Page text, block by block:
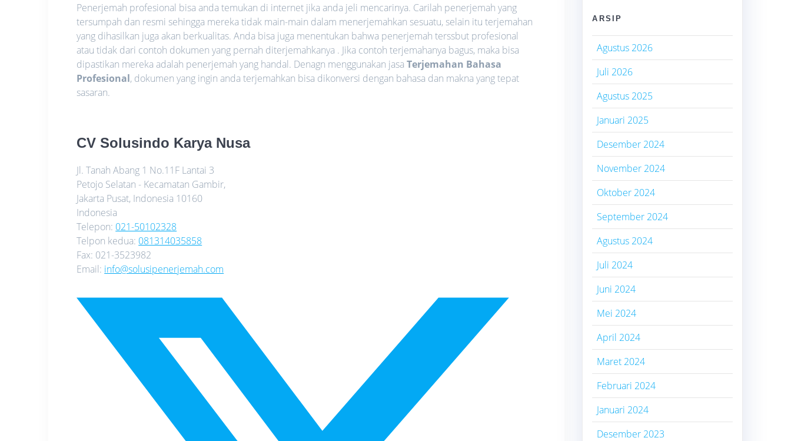
Penerjemah profesional bisa anda temukan di internet jika anda jeli mencarinya. Carilah penerjemah yang
tersumpah dan resmi sehingga mereka tidak main-main dalam menerjemahkan sesuatu, selain itu terjemahan
yang dihasilkan juga akan berkualitas. Anda bisa juga menentukan bahwa penerjemah terssbut profesional
atau tidak dari contoh dokumen yang pernah diterjemahkanya . Jika contoh terjemahanya bagus, maka bisa
dipastikan mereka adalah penerjemah yang handal. Denagn menggunakan jasaTerjemahan Bahasa
Profesional, dokumen yang ingin anda terjemahkan bisa dikonversi dengan bahasa dan makna yang tepat
sasaran.
CV Solusindo Karya Nusa
Jl. Tanah Abang 1 No.11F Lantai 3
Petojo Selatan - Kecamatan Gambir,
Jakarta Pusat, Indonesia 10160
Indonesia
Telepon: 021-50102328
Telpon kedua: 081314035858
Fax: 021-3523982
Email: info@solusipenerjemah.com
ARSIP
Agustus 2026
Juli 2026
Agustus 2025
Januari 2025
Desember 2024
November 2024
Oktober 2024
September 2024
Agustus 2024
Juli 2024
Juni 2024
Mei 2024
April 2024
Maret 2024
Februari 2024
Januari 2024
Desember 2023